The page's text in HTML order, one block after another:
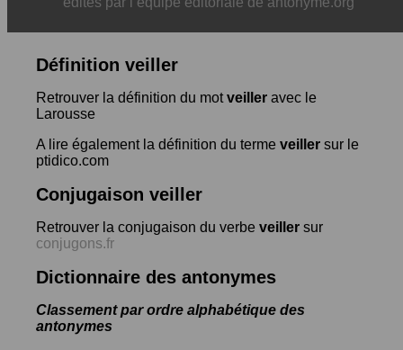
Définition veiller
Retrouver la définition du motveiller avec le
Larousse
A lire également la définition du terme veiller sur le
ptidico.com
Conjugaison veiller
Retrouver la conjugaison du verbe veiller sur
conjugons.fr
Dictionnaire des antonymes
Classement par ordre alphabétique des
antonymes